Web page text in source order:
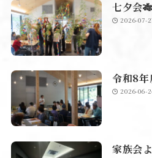
七夕会🎋
2026-07-
令和8年
2026-06-
家族会